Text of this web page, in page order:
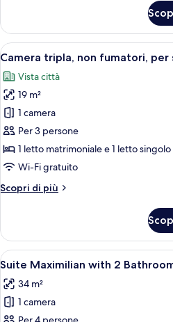
per
soggetti
allergici
Economy,
non
fumatori,
soggetti
allergici
Apri
tutte
le
foto
per
Camera
tripla,
non
fumatori,
per
4
Camera tripla, non fumatori,
Vista città
19 m²
1 camera
Per 3 persone
1 letto matrimoniale e 1 letto singolo
Wi-Fi gratuito
Scopri di più
Altri
tripla,
non
fumatori,
soggetti
allergici
Apri
tutte
le
foto
6
Suite Maximilian with 2
34 m²
1 camera